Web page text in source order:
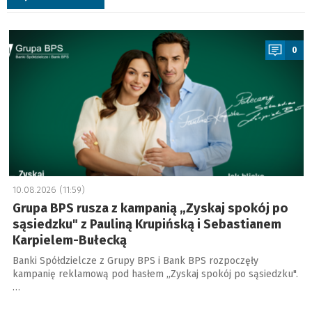
a
0
10.08.2026 (11:59)
Grupa BPS rusza z kampanią „Zyskaj spokój po
sąsiedzku" z Pauliną Krupińską i Sebastianem
Karpielem-Bułecką
Banki Spółdzielcze z Grupy BPS i Bank BPS rozpoczęły
kampanię reklamową pod hasłem „Zyskaj spokój po sąsiedzku".
…